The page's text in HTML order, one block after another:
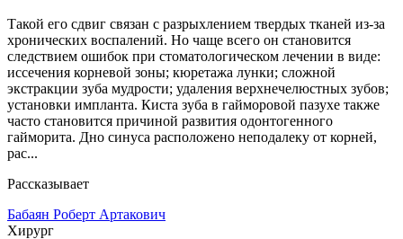
Такой его сдвиг связан с разрыхлением твердых тканей из-за
хронических воспалений. Но чаще всего он становится
следствием ошибок при стоматологическом лечении в виде:
иссечения корневой зоны; кюретажа лунки; сложной
экстракции зуба мудрости; удаления верхнечелюстных зубов;
установки импланта. Киста зуба в гайморовой пазухе также
часто становится причиной развития одонтогенного
гайморита. Дно синуса расположено неподалеку от корней,
рас...
Рассказывает
Бабаян Роберт Артакович
Хирург